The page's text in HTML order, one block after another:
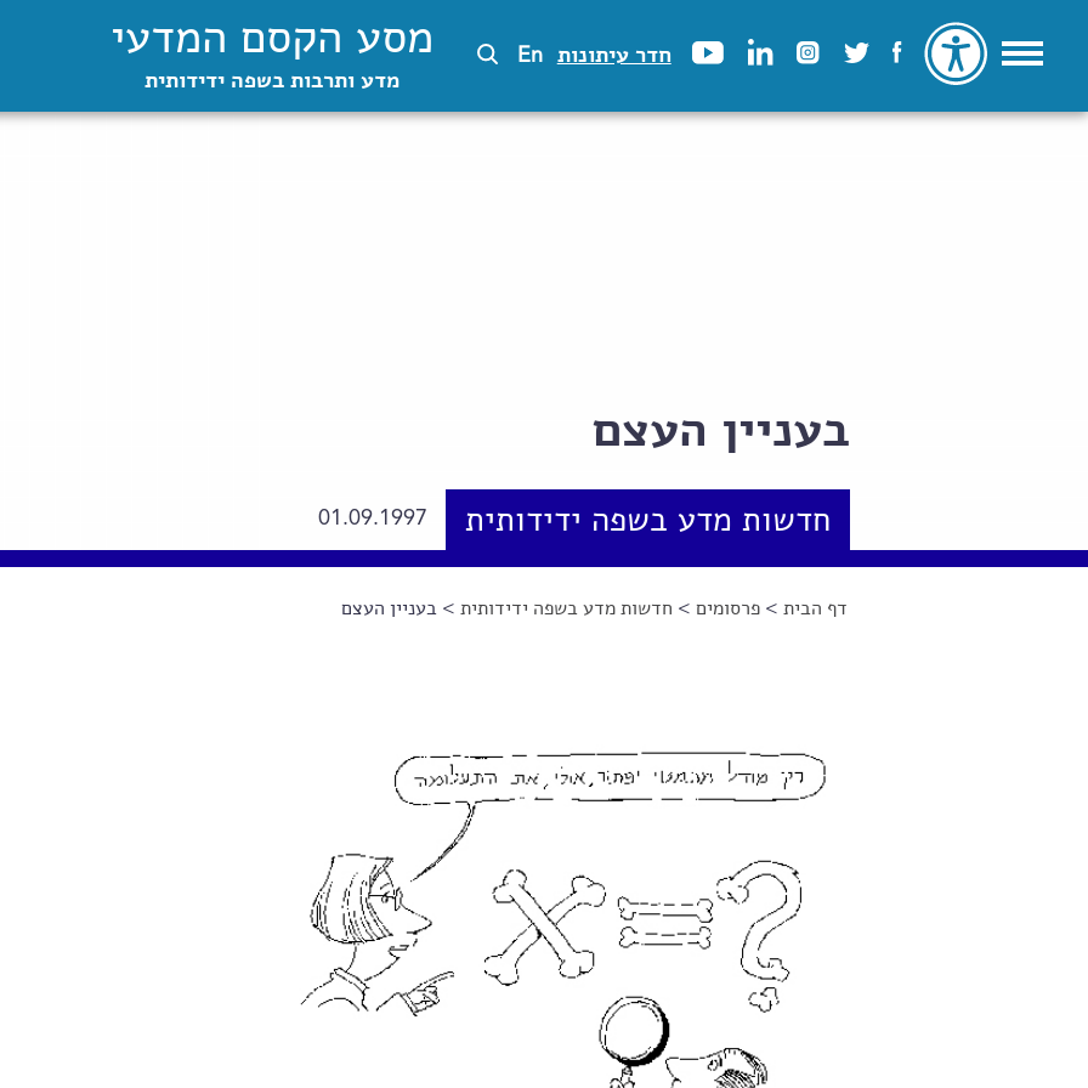
חדר עיתונות En מסע הקסם המדעי
מדע ותרבות בשפה ידידותית
בעניין העצם
חדשות מדע בשפה ידידותית 01.09.1997
הינך נמצא כאן
דף הבית >פרסומים > חדשות מדע בשפה ידידותית > בעניין העצם